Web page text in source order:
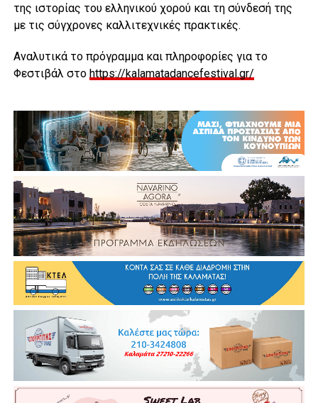
της ιστορίας του ελληνικού χορού και τη σύνδεσή της
με τις σύγχρονες καλλιτεχνικές πρακτικές.
Αναλυτικά το πρόγραμμα και πληροφορίες για το
Φεστιβάλ στο https://kalamatadancefestival.gr/